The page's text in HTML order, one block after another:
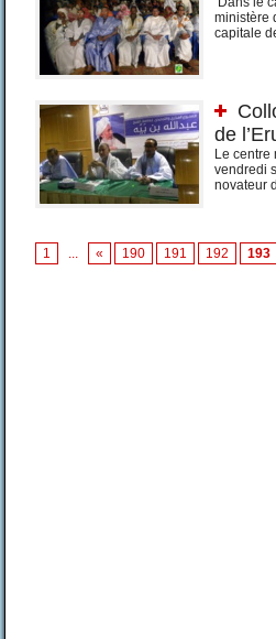
ministère
capitale
de
Le centre
vendredi
novateur
1 ... « 190 191 192 193